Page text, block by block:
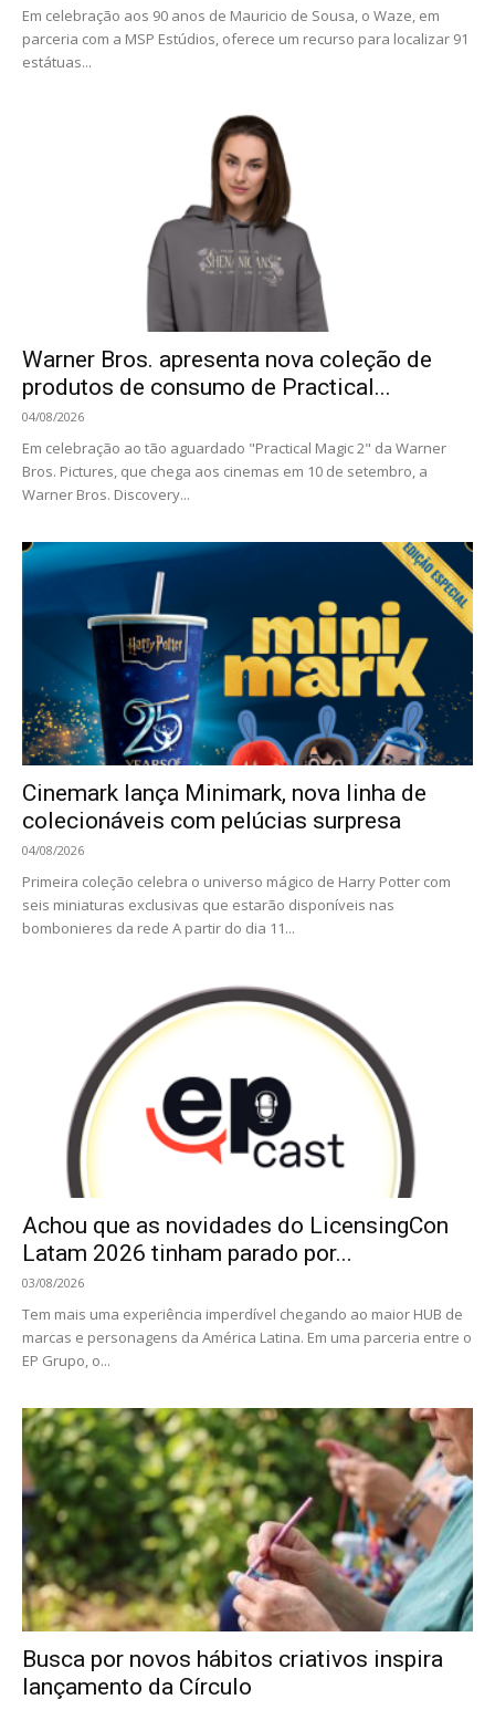
Em celebração aos 90 anos de Mauricio de Sousa, o Waze, em
parceria com a MSP Estúdios, oferece um recurso para localizar 91
estátuas...
Warner Bros. apresenta nova coleção de
produtos de consumo de Practical...
04/08/2026
Em celebração ao tão aguardado "Practical Magic 2" da Warner
Bros. Pictures, que chega aos cinemas em 10 de setembro, a
Warner Bros. Discovery...
Cinemark lança Minimark, nova linha de
colecionáveis com pelúcias surpresa
04/08/2026
Primeira coleção celebra o universo mágico de Harry Potter com
seis miniaturas exclusivas que estarão disponíveis nas
bombonieres da rede A partir do dia 11...
Achou que as novidades do LicensingCon
Latam 2026 tinham parado por...
03/08/2026
Tem mais uma experiência imperdível chegando ao maior HUB de
marcas e personagens da América Latina. Em uma parceria entre o
EP Grupo, o...
Busca por novos hábitos criativos inspira
lançamento da Círculo